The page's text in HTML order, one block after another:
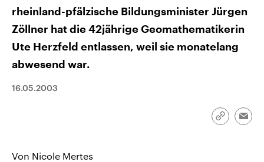
Landtagswahl Sachsen-Anhalt
Alle Informationen
September 2026 einen neuen
Bundesland von einer Koalition aus
CDU, SPD und FDP regiert.-
USA
Hintergründe
rheinland-pfälzische Bildungsminister Jürgen
Zöllner hat die 42jährige Geomathematikerin
Ute Herzfeld entlassen, weil sie monatelang
abwesend war.
16.05.2003
Link
Von Nicole Mertes